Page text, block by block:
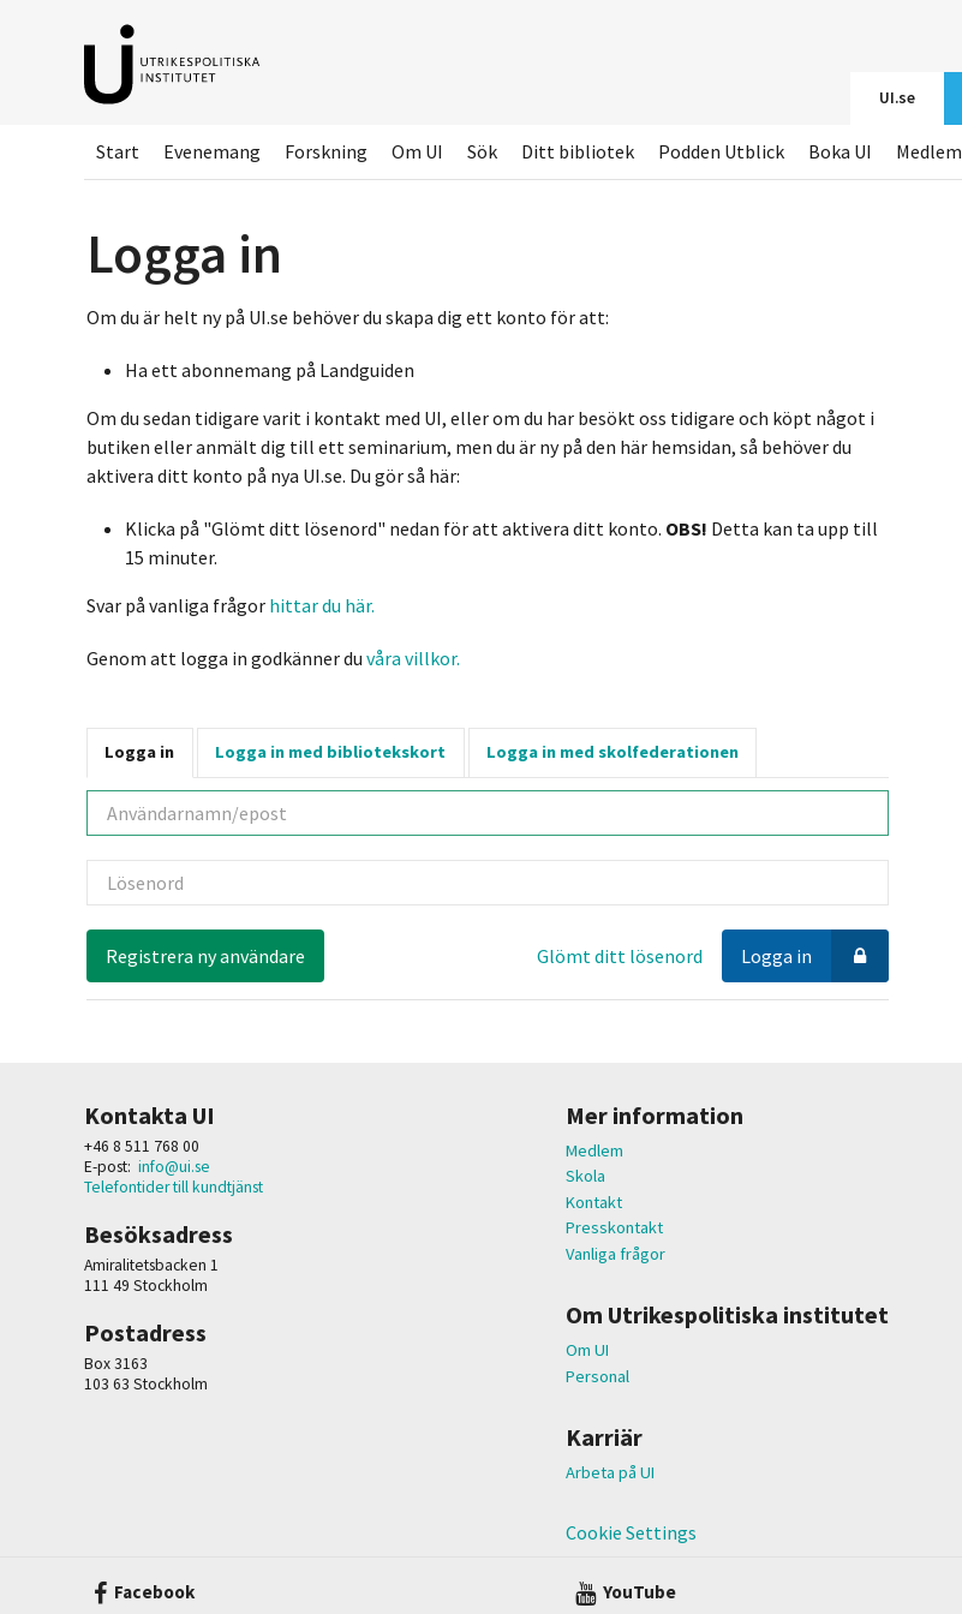
UI.se
Start Evenemang Forskning Om UI Sök Ditt bibliotek Podden Utblick Boka UI Medlem
Logga in
Om du är helt ny på UI.se behöver du skapa dig ett konto för att:
Ha ett abonnemang på Landguiden
Om du sedan tidigare varit i kontakt med UI, eller om du har besökt oss tidigare och köpt något i
butiken eller anmält dig till ett seminarium, men du är ny på den här hemsidan, så behöver du
aktivera ditt konto på nya UI.se. Du gör så här:
Klicka på "Glömt ditt lösenord" nedan för att aktivera ditt konto. OBS! Detta kan ta upp till
15 minuter.
Svar på vanliga frågor hittar du här.
Genom att logga in godkänner du våra villkor.
Logga in Logga in med bibliotekskort Logga in med skolfederationen
Användarnamn
Lösenord
Logga in
Glömt ditt lösenord
Registrera ny användare
Kontakta UI
+46 8 511 768 00
E-post: info@ui.se
Telefontider till kundtjänst
Besöksadress
Amiralitetsbacken 1
111 49 Stockholm
Postadress
Box 3163
103 63 Stockholm
Mer information
Medlem
Skola
Kontakt
Presskontakt
Vanliga frågor
Om Utrikespolitiska institutet
Om UI
Personal
Karriär
Arbeta på UI
Cookie Settings
Facebook YouTube